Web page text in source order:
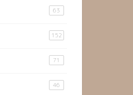
63
152
71
46